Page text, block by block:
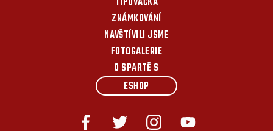
ZNÁMKOVÁNÍ
NAVŠTÍVILI JSME
FOTOGALERIE
O SPARTĚ S
ESHOP